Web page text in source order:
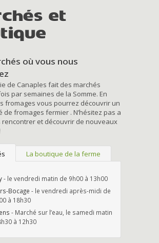
et
où vous nous
de Canaples fait des marchés
par semaines de la Somme. En
fromages vous pourrez découvrir un
de fromages fermier . N’hésitez pas a
rencontrer et découvrir de nouveaux
La boutique de la ferme
- le vendredi matin de 9h00 à 13h00
Bocage - le vendredi après-midi de
à 18h30
- Marché sur l’eau, le samedi matin
à 12h30